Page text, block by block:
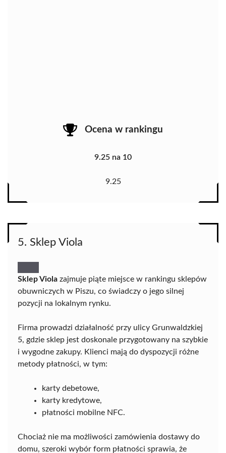
Ocena w rankingu
9.25 na 10
9.25
5. Sklep Viola
Sklep Viola zajmuje piąte miejsce w rankingu sklepów
obuwniczych w Piszu, co świadczy o jego silnej
pozycji na lokalnym rynku.
Firma prowadzi działalność przy ulicy Grunwaldzkiej
5, gdzie sklep jest doskonale przygotowany na szybkie
i wygodne zakupy. Klienci mają do dyspozycji różne
metody płatności, w tym:
karty debetowe,
karty kredytowe,
płatności mobilne NFC.
Chociaż nie ma możliwości zamówienia dostawy do
domu, szeroki wybór form płatności sprawia, że